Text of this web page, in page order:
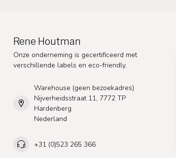
Rene Houtman
Onze onderneming is gecertificeerd met
verschillende labels en eco-friendly.
Warehouse (geen bezoekadres)
Nijverheidsstraat 11, 7772 TP
Hardenberg
Nederland
+31 (0)523 265 366